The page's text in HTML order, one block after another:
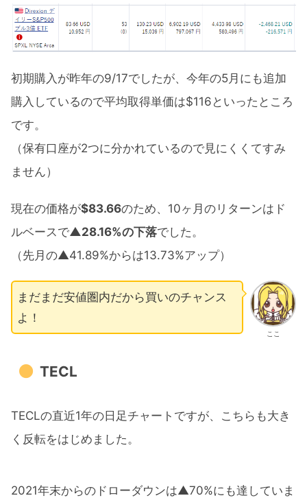
初期購入が昨年の9/17でしたが、今年の5月にも追加
購入しているので平均取得単価は$116といったところ
です。
（保有口座が2つに分かれているので見にくくてすみ
ません）
現在の価格が$83.66のため、10ヶ月のリターンはド
ルベースで▲28.16%の下落でした。
（先月の▲41.89%からは13.73%アップ）
ここ
まだまだ安値圏内だから買いのチャンス
よ！
TECL
TECLの直近1年の日足チャートですが、こちらも大き
く反転をはじめました。
2021年末からのドローダウンは▲70%にも達していま